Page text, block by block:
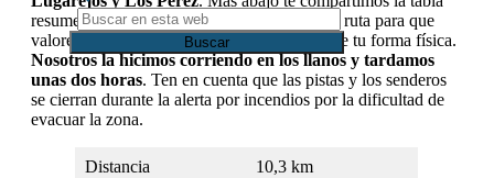
Buscar
en
esta
web
resumen con las características técnicas de la ruta para que
valores si puedes completarla dependiendo de tu forma física.
Nosotros la hicimos corriendo en los llanos y tardamos
unas dos horas. Ten en cuenta que las pistas y los senderos
se cierran durante la alerta por incendios por la dificultad de
evacuar la zona.
Distancia 10,3 km